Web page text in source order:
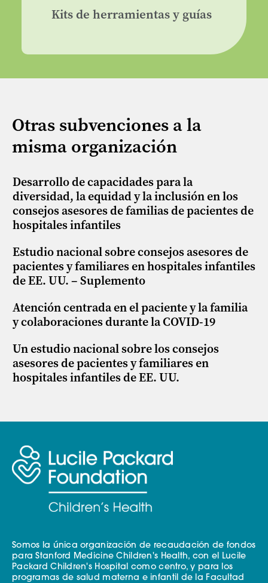
Kits de herramientas y guías
Otras subvenciones a la
misma organización
Desarrollo de capacidades para la
diversidad, la equidad y la inclusión en los
consejos asesores de familias de pacientes de
hospitales infantiles
Estudio nacional sobre consejos asesores de
pacientes y familiares en hospitales infantiles
de EE. UU. – Suplemento
Atención centrada en el paciente y la familia
y colaboraciones durante la COVID-19
Un estudio nacional sobre los consejos
asesores de pacientes y familiares en
hospitales infantiles de EE. UU.
Somos la única organización de recaudación de fondos
para Stanford Medicine Children's Health, con el Lucile
Packard Children's Hospital como centro, y para los
programas de salud materna e infantil de la Facultad